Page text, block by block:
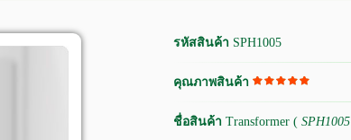
รหัสสินค้า SPH1005
คุณภาพสินค้า
ชื่อสินค้า Transformer ( SPH1005